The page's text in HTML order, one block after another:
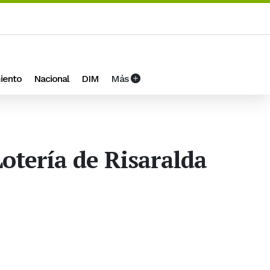
Nacional DIM Más
de Risaralda